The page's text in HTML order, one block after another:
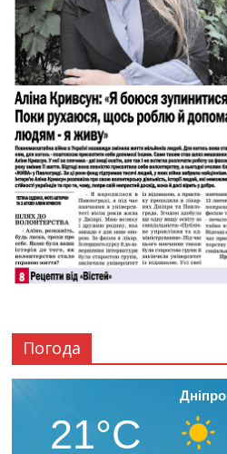
Погода
Дніпро
21°C